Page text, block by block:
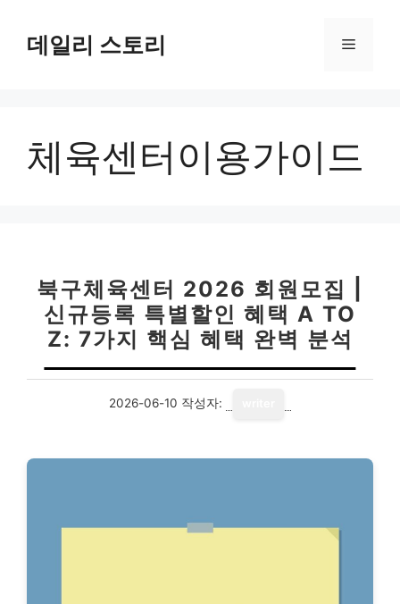
데일리 스토리 메
체육센터이용가이드
북구체육센터 2026 회원모집 |
신규등록 특별할인 혜택 A TO
Z: 7가지 핵심 혜택 완벽 분석
2026-06-10 작성자: